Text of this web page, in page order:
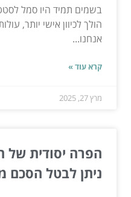
בשמים תמיד היו סמל
הולך לכיוון אישי יותר,
אנחנו...
קרא עוד »
מרץ 27, 2025
הפרה יסודית של
ניתן לבטל הסכם